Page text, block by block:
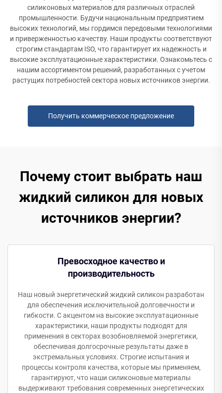
силиконовых материалов для различных отраслей
промышленности. Будучи национальным предприятием
высоких технологий, мы гордимся передовыми технологиями
и приверженностью качеству. Наши продукты соответствуют
строгим стандартам ISO, что гарантирует их надежность и
высокие эксплуатационные характеристики. Ознакомьтесь с
нашим ассортиментом решений, разработанных с учетом
растущих потребностей сектора новых источников энергии.
Получить коммерческое предложение
Почему стоит выбрать наш
жидкий силикон для новых
источников энергии?
Превосходное качество и
производительность
Наш новый энергетический жидкий силикон разработан
для обеспечения исключительной долговечности и
гибкости. С акцентом на высокие эксплуатационные
характеристики, наши продукты подходят для
применения в секторах возобновляемой энергетики,
обеспечивая долгосрочные результаты даже в
экстремальных условиях. Строгие испытания и
процессы контроля качества, которые мы применяем,
гарантируют, что наши силиконовые материалы
выдерживают требования современных энергетических